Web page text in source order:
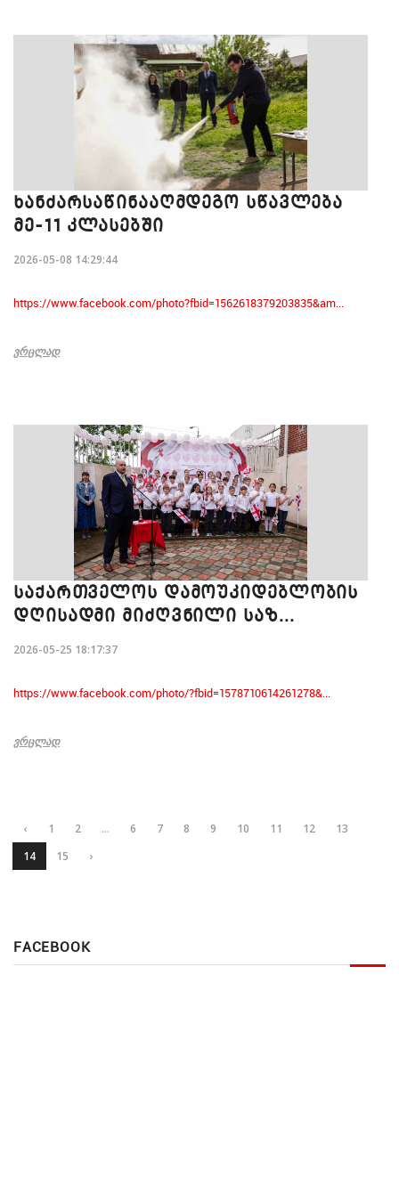
ᲮᲐᲜᲫᲐᲠᲡᲐᲬᲘᲜᲐᲐᲦᲛᲓᲔᲒᲝ ᲡᲬᲐᲕᲚᲔᲑᲐ
ᲛᲔ-11 ᲙᲚᲐᲡᲔᲑᲨᲘ
2026-05-08 14:29:44
https://www.facebook.com/photo?fbid=1562618379203835&am...
ᲕᲠᲪᲚᲐᲓ
ᲡᲐᲥᲐᲠᲗᲕᲔᲚᲝᲡ ᲓᲐᲛᲝᲣᲙᲘᲓᲔᲑᲚᲝᲑᲘᲡ
ᲓᲦᲘᲡᲐᲓᲛᲘ ᲛᲘᲫᲦᲕᲜᲘᲚᲘ ᲡᲐᲖ...
2026-05-25 18:17:37
https://www.facebook.com/photo/?fbid=1578710614261278&...
ᲕᲠᲪᲚᲐᲓ
‹ 1 2 ... 6 7 8 9 10 11 12
13
14
15 ›
FACEBOOK